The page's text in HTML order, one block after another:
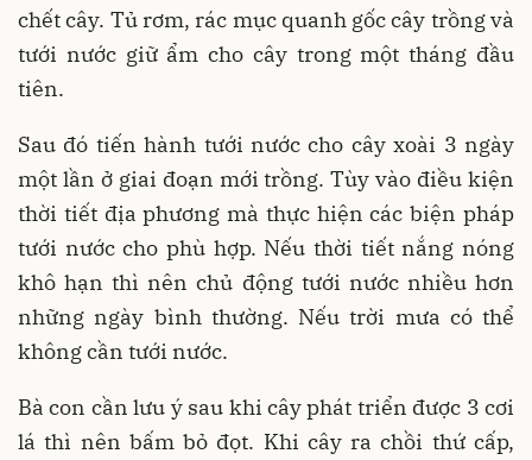
chết cây. Tủ rơm, rác mục quanh gốc cây trồng và
tưới nước giữ ẩm cho cây trong một tháng đầu
tiên.
Sau đó tiến hành tưới nước cho cây xoài 3 ngày
một lần ở giai đoạn mới trồng. Tùy vào điều kiện
thời tiết địa phương mà thực hiện các biện pháp
tưới nước cho phù hợp. Nếu thời tiết nắng nóng
khô hạn thì nên chủ động tưới nước nhiều hơn
những ngày bình thường. Nếu trời mưa có thể
không cần tưới nước.
Bà con cần lưu ý sau khi cây phát triển được 3 cơi
lá thì nên bấm bỏ đọt. Khi cây ra chồi thứ cấp,